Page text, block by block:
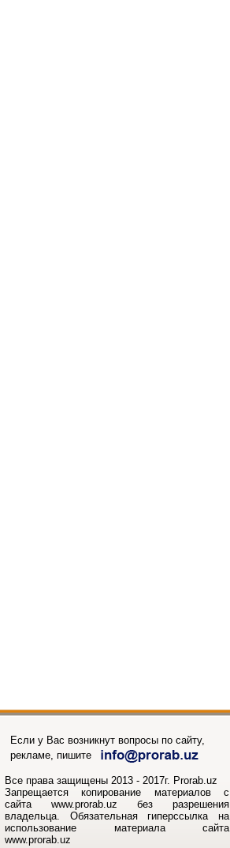
Если у Вас возникнут вопросы по сайту,
рекламе, пишите
Все права защищены 2013 - 2017г. Prorab.uz
Запрещается копирование материалов с
сайта www.prorab.uz без разрешения
владельца. Обязательная гиперссылка на
использование материала сайта
www.prorab.uz